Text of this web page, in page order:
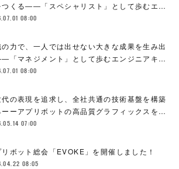
つくる――「スペシャリスト」として歩むエ…
08:00
力で、一人では出せない大きな成果を生み出
「マネジメント」として歩むエンジニアキ…
08:00
代の表現を追求し、全社共通の技術基盤を構築
ーーアプリボットの高品質グラフィックスを…
07:00
リボット総会「EVOKE」を開催しました！
08:05